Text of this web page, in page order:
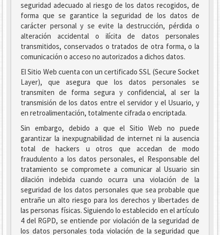
seguridad adecuado al riesgo de los datos recogidos, de
forma que se garantice la seguridad de los datos de
carácter personal y se evite la destrucción, pérdida o
alteración accidental o ilícita de datos personales
transmitidos, conservados o tratados de otra forma, o la
comunicación o acceso no autorizados a dichos datos.
El Sitio Web cuenta con un certificado SSL (Secure Socket
Layer), que asegura que los datos personales se
transmiten de forma segura y confidencial, al ser la
transmisión de los datos entre el servidor y el Usuario, y
en retroalimentación, totalmente cifrada o encriptada.
Sin embargo, debido a que el Sitio Web no puede
garantizar la inexpugnabilidad de internet ni la ausencia
total de hackers u otros que accedan de modo
fraudulento a los datos personales, el Responsable del
tratamiento se compromete a comunicar al Usuario sin
dilación indebida cuando ocurra una violación de la
seguridad de los datos personales que sea probable que
entrañe un alto riesgo para los derechos y libertades de
las personas físicas. Siguiendo lo establecido en el artículo
4 del RGPD, se entiende por violación de la seguridad de
los datos personales toda violación de la seguridad que